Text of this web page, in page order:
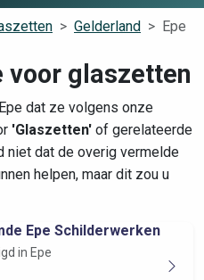
Gelderland Epe
voor glaszetten
dat ze volgens onze
'Glaszetten' of gerelateerde
niet dat de overig vermelde
helpen, maar dit zou u
Epe Schilderwerken
in Epe